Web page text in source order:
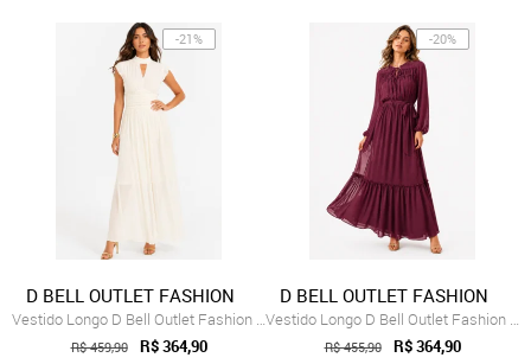
-21%
D BELL OUTLET FASHION
Vestido Longo D Bell Outlet Fashion Chif...
R$ 459,90 R$ 364,90
-20%
D BELL OUTLET FASHION
Vestido Longo D Bell Outlet Fashion Chif...
R$ 455,90 R$ 364,90